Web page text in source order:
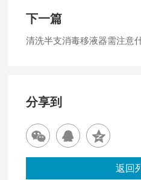
下一篇
清洗半支消毒移液器需注意
分享到
返回